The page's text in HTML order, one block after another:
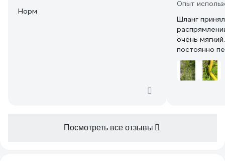
Норм
Опыт
Шланг
очень
постоянно
день
перелома
Посмотреть все отзывы